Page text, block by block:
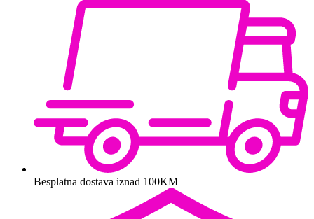
Besplatna dostava iznad 100KM